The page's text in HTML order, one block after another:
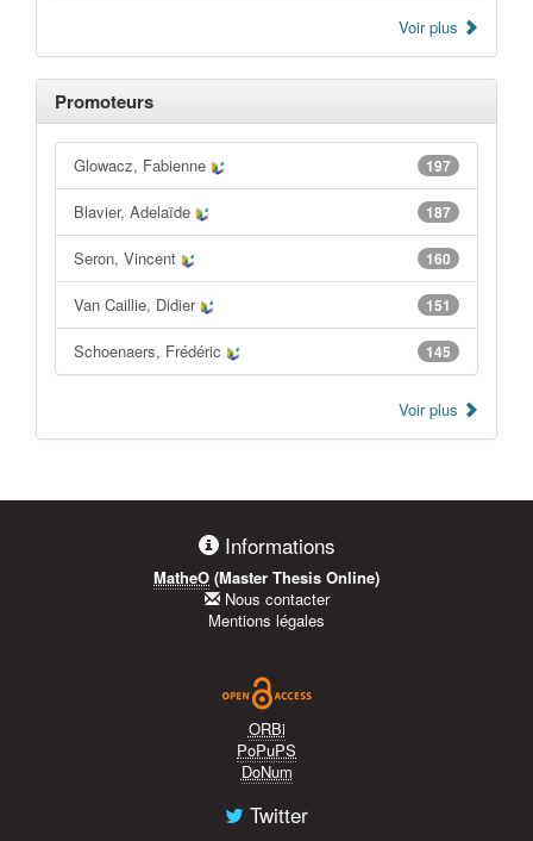
Voir plus
Promoteurs
197
Glowacz, Fabienne
187
Blavier, Adelaïde
160
Seron, Vincent
151
Van Caillie, Didier
145
Schoenaers, Frédéric
Voir plus
Informations
MatheO (Master Thesis Online)
Nous contacter
Mentions légales
ORBi
PoPuPS
DoNum
Twitter